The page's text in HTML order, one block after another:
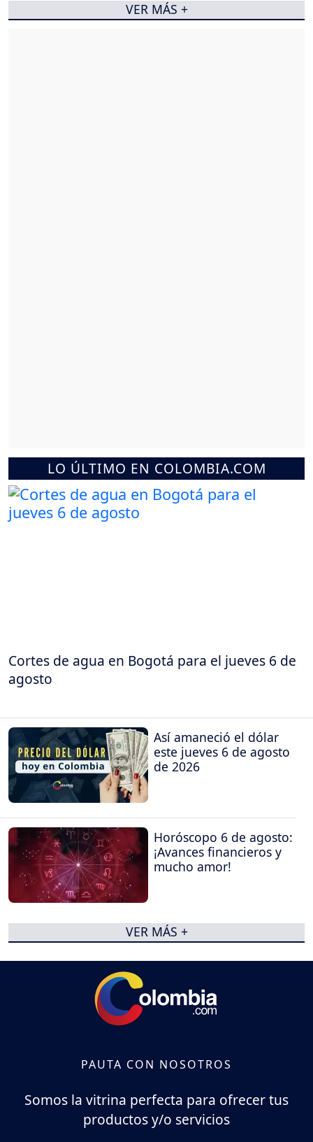
LO ÚLTIMO EN COLOMBIA.COM
Cortes de agua en Bogotá para el jueves 6 de
agosto
Así amaneció el dólar
este jueves 6 de agosto
de 2026
Horóscopo 6 de agosto:
¡Avances financieros y
mucho amor!
VER MÁS +
VER MÁS +
PAUTA CON NOSOTROS
Somos la vitrina perfecta para ofrecer tus
productos y/o servicios